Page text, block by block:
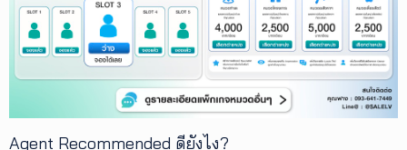
Agent Recommended ดียังไง?